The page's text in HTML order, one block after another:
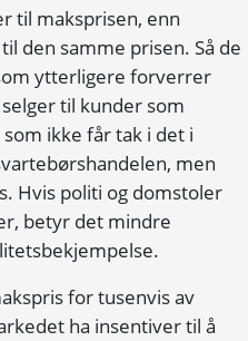
til maksprisen, enn
den samme prisen. Så de
ytterligere forverrer
til kunder som
ikke får tak i det i
men
Hvis politi og domstoler
betyr det mindre
for tusenvis av
ha insentiver til å